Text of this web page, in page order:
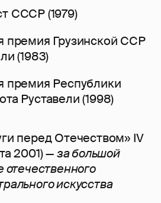
СССР (1979)
премия Грузинской ССР
(1983)
премия Республики
Руставели (1998)
перед Отечеством» IV
2001) —за большой
отечественного
искусства